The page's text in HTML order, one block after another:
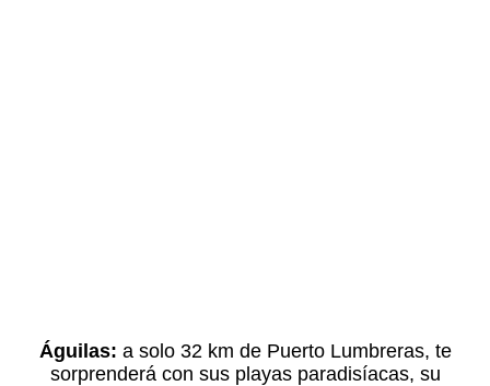
Águilas: a solo 32 km de Puerto Lumbreras, te
sorprenderá con sus playas paradisíacas, su